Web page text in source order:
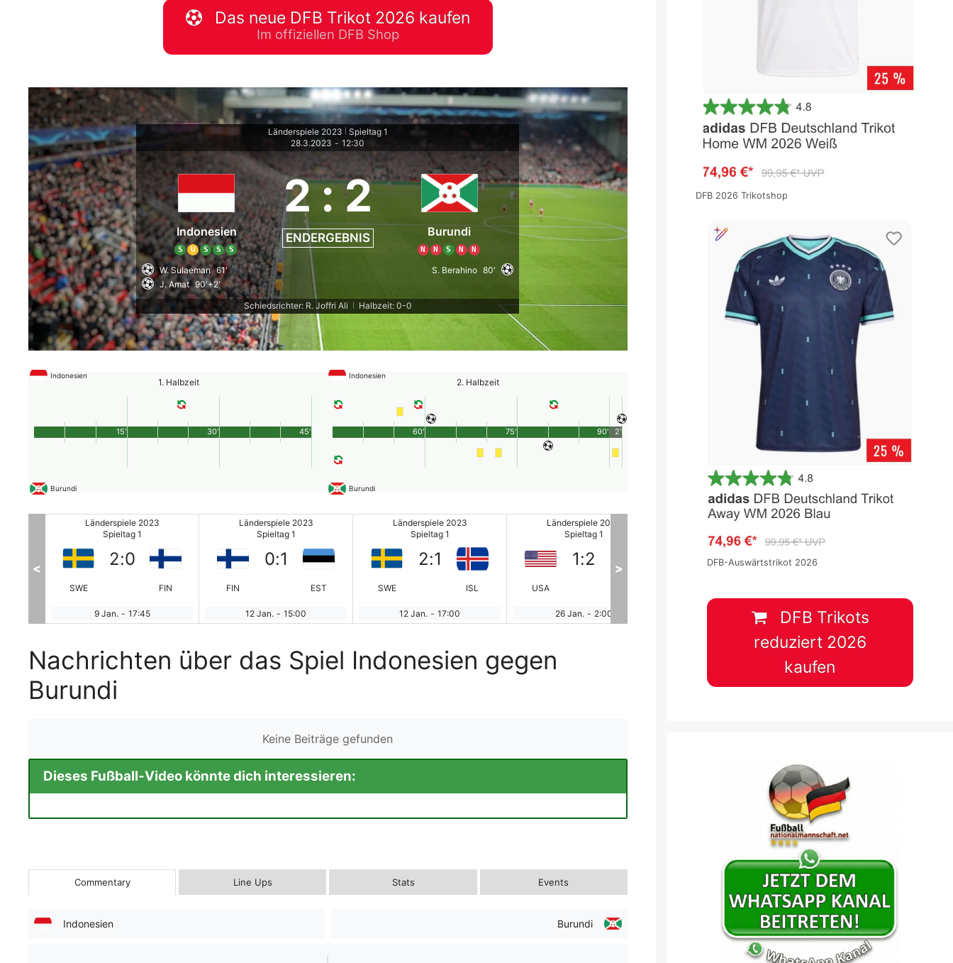
WM 2026 Spielplan Excel – kostenlos
downloaden & automatisch ausfüllen
Das neue DFB Trikot 2026 kaufen
Im offiziellen DFB Shop
Länderspiele 2023
Spieltag 1
28.3.2023 - 12:30
Indonesien
S U S S S
2:2
ENDERGEBNIS Burundi
N N S N N
W. Sulaeman 61'
J. Amat 90'+2'
S. Berahino 80'
Schiedsrichter: R. Joffri Ali Halbzeit: 0-0
Indonesien
1. Halbzeit
Burundi
45'
15' 30'
Indonesien
2. Halbzeit
Burundi
90'
60' 75' 2'
Länderspiele 2023
Spieltag 1
SWE
2:0
FIN
9 Jan. - 17:45
Länderspiele 2023
Spieltag 1
FIN
0:1
EST
12 Jan. - 15:00
Länderspiele 2023
Spieltag 1
SWE
2:1
ISL
12 Jan. - 17:00
Länderspiele 2023
Spieltag 1
USA
1:2
26 Jan. - 2:00
Länderspiele 2023
Spieltag 1
-:-
Begegnung abgebrochen 28 Jan.
< >
Nachrichten über das Spiel Indonesien gegen
Burundi
Keine Beiträge gefunden
Dieses Fußball-Video könnte dich interessieren:
Commentary Line Ups Stats Events
Indonesien Burundi
DFB 2026 Trikotshop
DFB-Auswärtstrikot 2026
DFB Trikots
reduziert 2026
kaufen